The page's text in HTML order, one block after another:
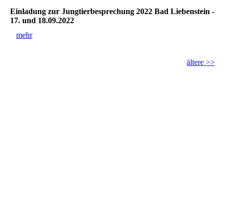
Einladung zur Jungtierbesprechung 2022 Bad Liebenstein -
17. und 18.09.2022
mehr
ältere >>